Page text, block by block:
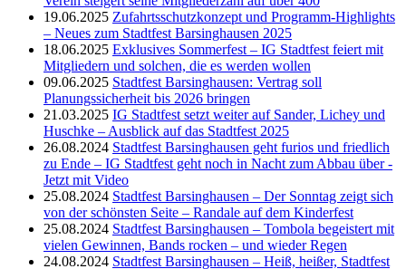
19.06.2025 Zufahrtsschutzkonzept und Programm-Highlights
– Neues zum Stadtfest Barsinghausen 2025
18.06.2025 Exklusives Sommerfest – IG Stadtfest feiert mit
Mitgliedern und solchen, die es werden wollen
09.06.2025 Stadtfest Barsinghausen: Vertrag soll
Planungssicherheit bis 2026 bringen
21.03.2025 IG Stadtfest setzt weiter auf Sander, Lichey und
Huschke – Ausblick auf das Stadtfest 2025
26.08.2024 Stadtfest Barsinghausen geht furios und friedlich
zu Ende – IG Stadtfest geht noch in Nacht zum Abbau über -
Jetzt mit Video
25.08.2024 Stadtfest Barsinghausen – Der Sonntag zeigt sich
von der schönsten Seite – Randale auf dem Kinderfest
25.08.2024 Stadtfest Barsinghausen – Tombola begeistert mit
vielen Gewinnen, Bands rocken – und wieder Regen
24.08.2024 Stadtfest Barsinghausen – Heiß, heißer, Stadtfest